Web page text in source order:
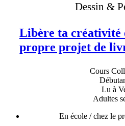
Dessin &
Libère ta créativité
propre projet de
Cours
Lu à
Adultes
En école / chez le